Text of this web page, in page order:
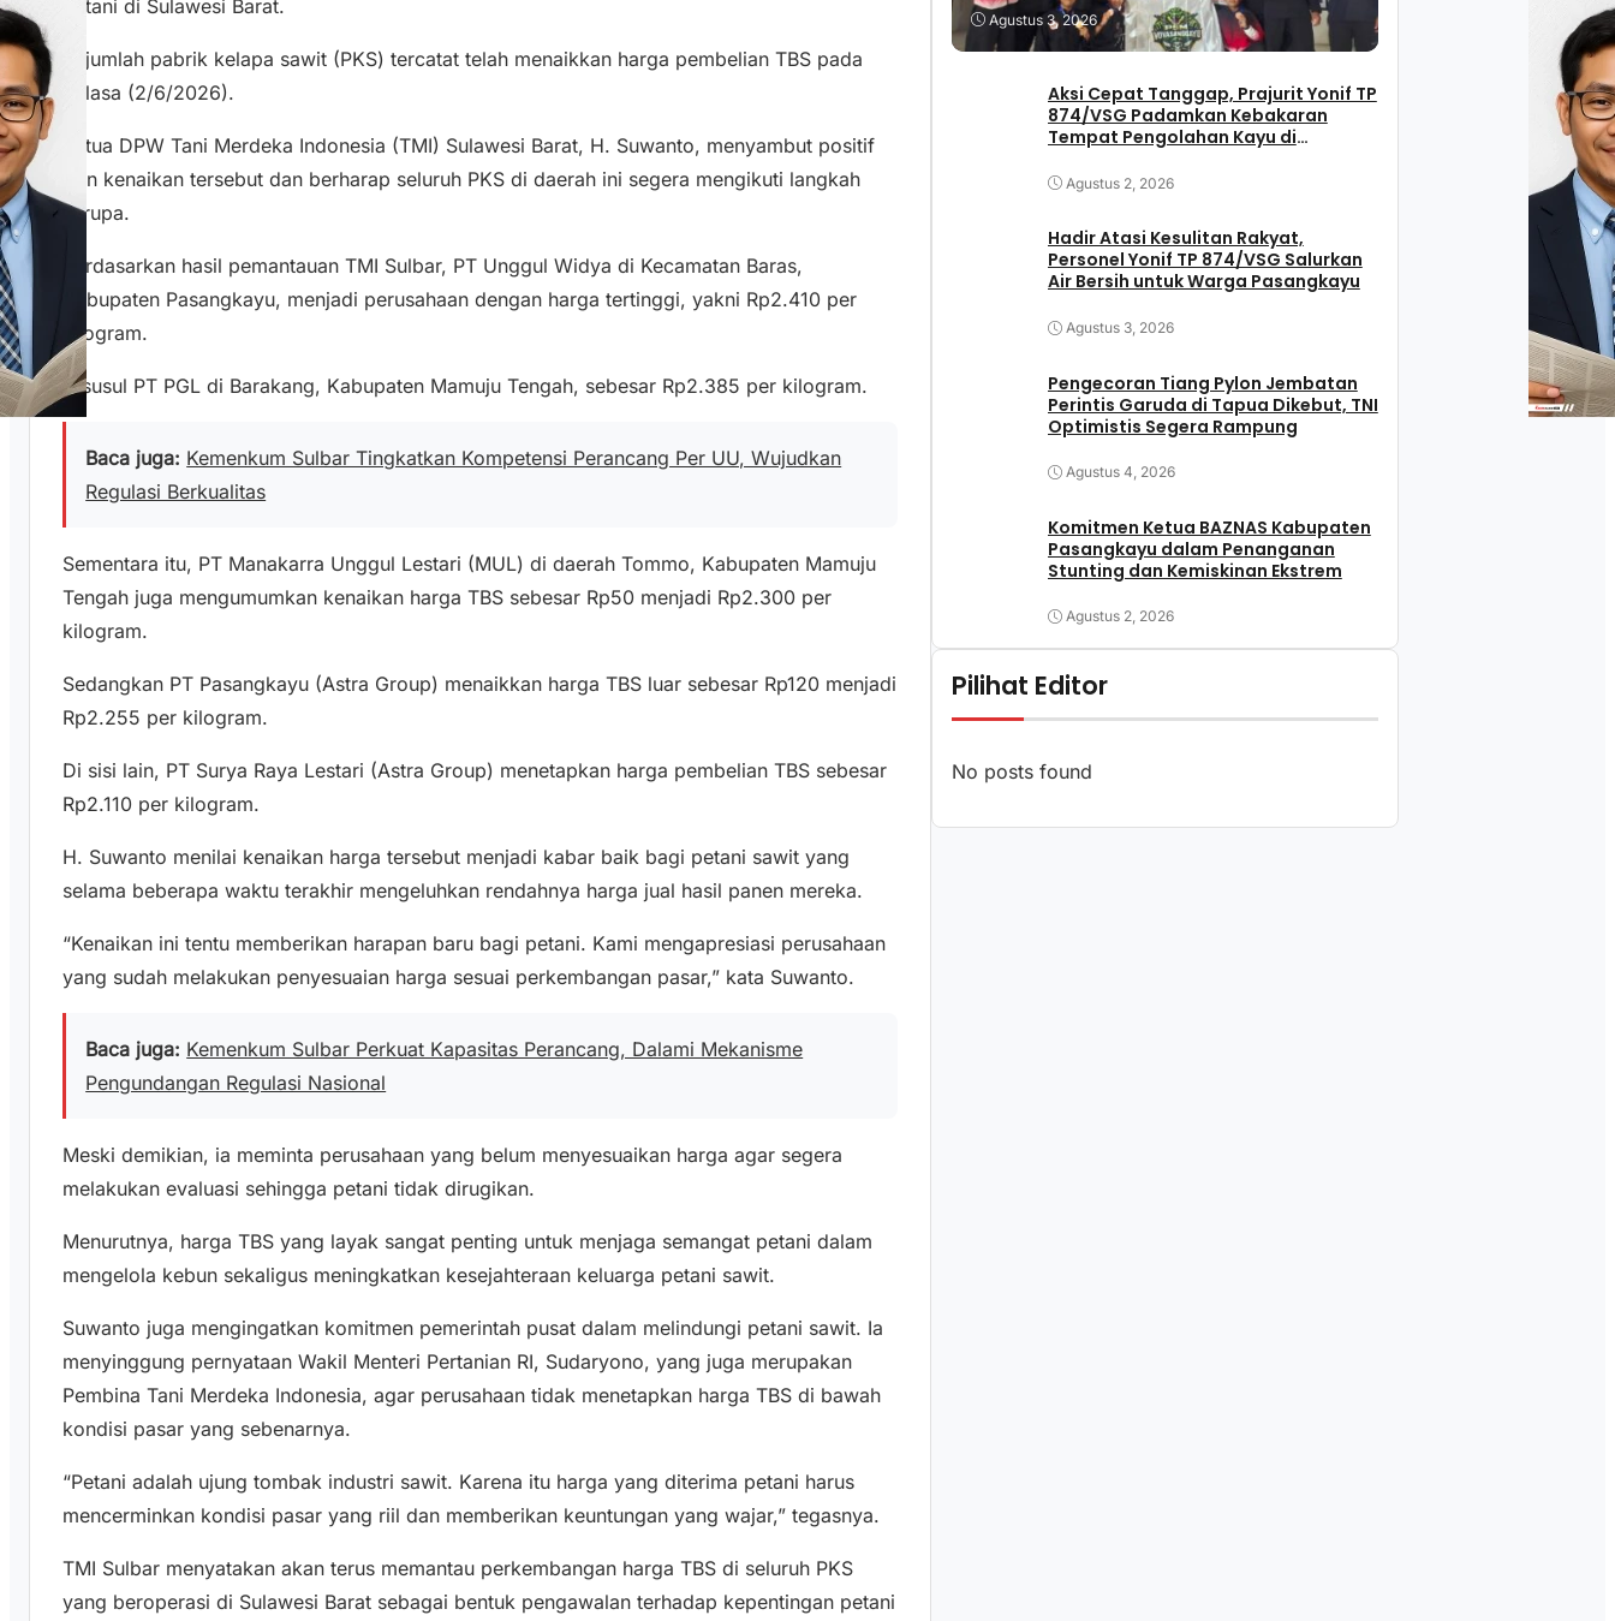
petani di Sulawesi Barat.
Sejumlah pabrik kelapa sawit (PKS) tercatat telah menaikkan harga pembelian TBS pada
Selasa (2/6/2026).
Ketua DPW Tani Merdeka Indonesia (TMI) Sulawesi Barat, H. Suwanto, menyambut positif
tren kenaikan tersebut dan berharap seluruh PKS di daerah ini segera mengikuti langkah
serupa.
Berdasarkan hasil pemantauan TMI Sulbar, PT Unggul Widya di Kecamatan Baras,
Kabupaten Pasangkayu, menjadi perusahaan dengan harga tertinggi, yakni Rp2.410 per
kilogram.
Disusul PT PGL di Barakang, Kabupaten Mamuju Tengah, sebesar Rp2.385 per kilogram.
Baca juga: Kemenkum Sulbar Tingkatkan Kompetensi Perancang Per UU, Wujudkan
Regulasi Berkualitas
Sementara itu, PT Manakarra Unggul Lestari (MUL) di daerah Tommo, Kabupaten Mamuju
Tengah juga mengumumkan kenaikan harga TBS sebesar Rp50 menjadi Rp2.300 per
kilogram.
Sedangkan PT Pasangkayu (Astra Group) menaikkan harga TBS luar sebesar Rp120 menjadi
Rp2.255 per kilogram.
Di sisi lain, PT Surya Raya Lestari (Astra Group) menetapkan harga pembelian TBS sebesar
Rp2.110 per kilogram.
H. Suwanto menilai kenaikan harga tersebut menjadi kabar baik bagi petani sawit yang
selama beberapa waktu terakhir mengeluhkan rendahnya harga jual hasil panen mereka.
“Kenaikan ini tentu memberikan harapan baru bagi petani. Kami mengapresiasi perusahaan
yang sudah melakukan penyesuaian harga sesuai perkembangan pasar,” kata Suwanto.
Baca juga: Kemenkum Sulbar Perkuat Kapasitas Perancang, Dalami Mekanisme
Pengundangan Regulasi Nasional
Meski demikian, ia meminta perusahaan yang belum menyesuaikan harga agar segera
melakukan evaluasi sehingga petani tidak dirugikan.
Menurutnya, harga TBS yang layak sangat penting untuk menjaga semangat petani dalam
mengelola kebun sekaligus meningkatkan kesejahteraan keluarga petani sawit.
Suwanto juga mengingatkan komitmen pemerintah pusat dalam melindungi petani sawit. Ia
menyinggung pernyataan Wakil Menteri Pertanian RI, Sudaryono, yang juga merupakan
Pembina Tani Merdeka Indonesia, agar perusahaan tidak menetapkan harga TBS di bawah
kondisi pasar yang sebenarnya.
“Petani adalah ujung tombak industri sawit. Karena itu harga yang diterima petani harus
mencerminkan kondisi pasar yang riil dan memberikan keuntungan yang wajar,” tegasnya.
TMI Sulbar menyatakan akan terus memantau perkembangan harga TBS di seluruh PKS
yang beroperasi di Sulawesi Barat sebagai bentuk pengawalan terhadap kepentingan petani
Agustus 3, 2026
Aksi Cepat Tanggap, Prajurit Yonif TP
874/VSG Padamkan Kebakaran
Tempat Pengolahan Kayu di
Agustus 2, 2026
Hadir Atasi Kesulitan Rakyat,
Personel Yonif TP 874/VSG Salurkan
Air Bersih untuk Warga Pasangkayu
Agustus 3, 2026
Pengecoran Tiang Pylon Jembatan
Perintis Garuda di Tapua Dikebut, TNI
Optimistis Segera Rampung
Agustus 4, 2026
Komitmen Ketua BAZNAS Kabupaten
Pasangkayu dalam Penanganan
Stunting dan Kemiskinan Ekstrem
Agustus 2, 2026
Pilihat Editor
No posts found